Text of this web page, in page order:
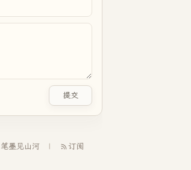
提交
墨见山河 订阅